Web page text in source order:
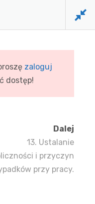
zaloguj
dostęp!
Dalej
13. Ustalanie
i przyczyn
przy pracy.
usług